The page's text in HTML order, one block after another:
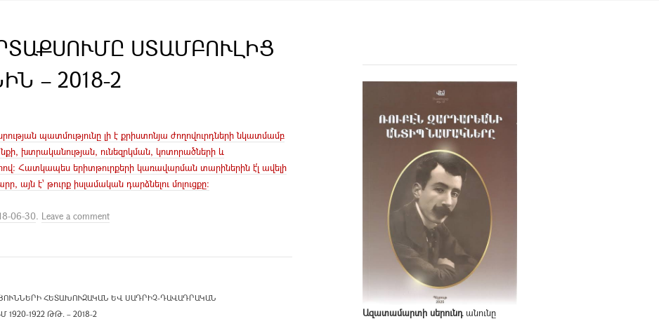
ՍՏԱՄԲՈՒԼԻՑ
– 2018-2
պատմությունը լի է քրիստոնյա ժողովուրդների նկատմամբ
խտրականության, ունեզրկման, կոտորածների և
Հատկապես երիտթուրքերի կառավարման տարիներին է՛լ ավելի
այն է՝ թուրք իսլամական դարձնելու մոլուցքը:
06-30. Leave a comment
ՀԵՏԱԽՈՒԶԱԿԱՆ ԵՎ ՍԱԴՐԻՉ-ԴԱՎԱԴՐԱԿԱՆ
1922 ԹԹ. – 2018-2
Ազատամարտի սերունդանունը